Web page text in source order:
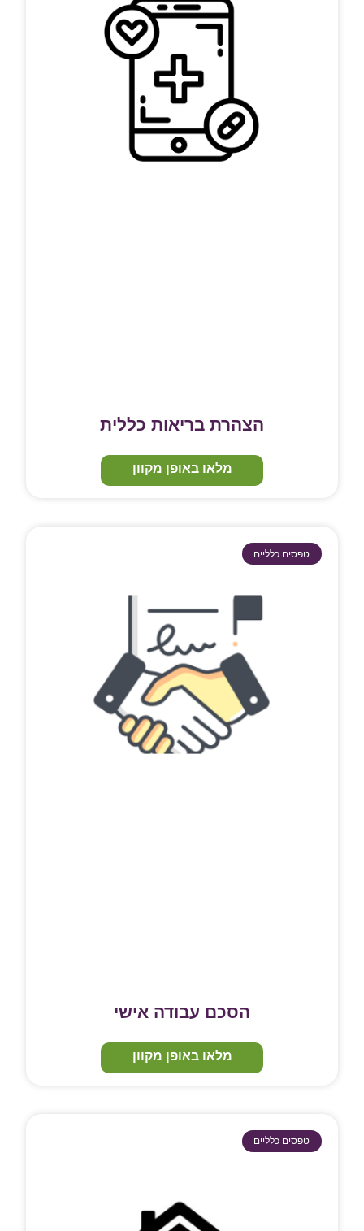
הצהרת בריאות כללית
מלאו באופן מקוון
טפסים כלליים
הסכם עבודה אישי
מלאו באופן מקוון
טפסים כלליים